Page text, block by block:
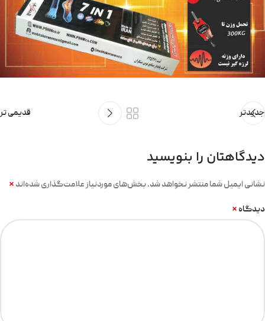
جدیدتر قدیمی تر
دیدگاهتان را بنویسید
نشانی ایمیل شما منتشر نخواهد شد.بخش‌های موردنیاز علامت‌گذاری شده‌اند *
دیدگاه *